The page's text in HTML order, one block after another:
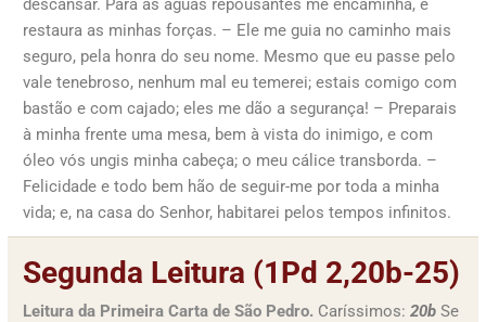
descansar. Para as águas repousantes me encaminha, e
restaura as minhas forças. – Ele me guia no caminho mais
seguro, pela honra do seu nome. Mesmo que eu passe pelo
vale tenebroso, nenhum mal eu temerei; estais comigo com
bastão e com cajado; eles me dão a segurança! – Preparais
à minha frente uma mesa, bem à vista do inimigo, e com
óleo vós ungis minha cabeça; o meu cálice transborda. –
Felicidade e todo bem hão de seguir-me por toda a minha
vida; e, na casa do Senhor, habitarei pelos tempos infinitos.
Segunda Leitura (1Pd 2,20b-25)
Leitura da Primeira Carta de São Pedro. Caríssimos: 20b Se